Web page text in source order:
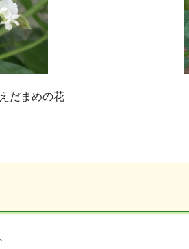
えだまめの花